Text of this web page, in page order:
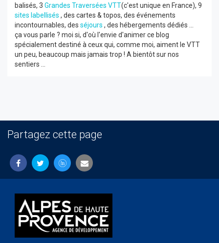
balisés, 3 Grandes Traversées VTT(c'est unique en France), 9
sites labellisés , des cartes & topos, des événements
incontournables, des séjours , des hébergements dédiés ...
ça vous parle ? moi si, d'où l'envie d'animer ce blog
spécialement destiné à ceux qui, comme moi, aiment le VTT
un peu, beaucoup mais jamais trop ! A bientôt sur nos
sentiers ...
Partagez cette page